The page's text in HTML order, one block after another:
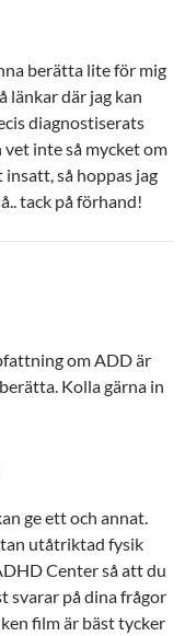
berätta lite för mig
länkar där jag kan
diagnostiserats
inte så mycket om
så hoppas jag
tack på förhand!
om ADD är
Kolla gärna in
ge ett och annat.
utåtriktad fysik
Center så att du
svarar på dina frågor
film är bäst tycker